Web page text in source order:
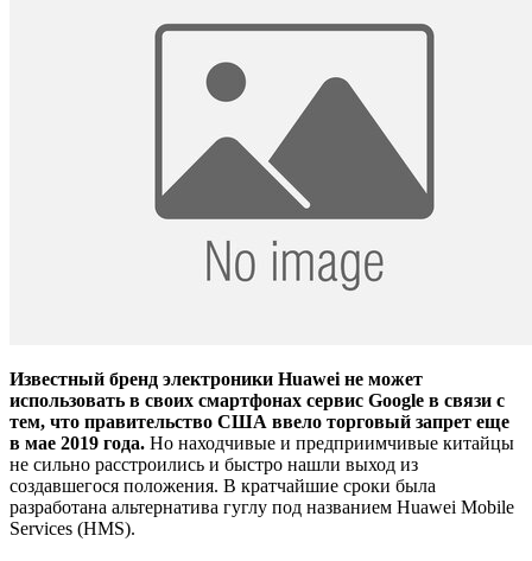
Известный бренд электроники Huawei не может
использовать в своих смартфонах сервис Google в связи с
тем, что правительство США ввело торговый запрет еще
в мае 2019 года. Но находчивые и предприимчивые китайцы
не сильно расстроились и быстро нашли выход из
создавшегося положения. В кратчайшие сроки была
разработана альтернатива гуглу под названием Huawei Mobile
Services (HMS).